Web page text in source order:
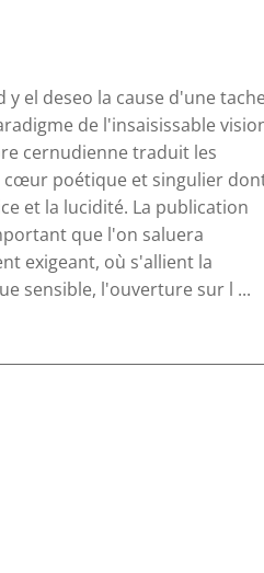
el deseo la cause d'une
de l'insaisissable
cernudienne traduit les
cœur poétique et singulier
et la lucidité. La publication
que l'on saluera
exigeant, où s'allient la
sensible, l'ouverture sur l ...